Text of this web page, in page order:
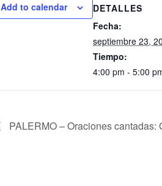
Add to calendar
DETALLES
Fecha:
septiembre 23,
Tiempo:
4:00 pm - 5:00
PALERMO – Oraciones cantadas: